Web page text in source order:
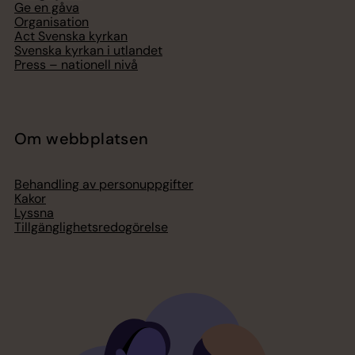
Ge en gåva
Organisation
Act Svenska kyrkan
Svenska kyrkan i utlandet
Press – nationell nivå
Om webbplatsen
Behandling av personuppgifter
Kakor
Lyssna
Tillgänglighetsredogörelse